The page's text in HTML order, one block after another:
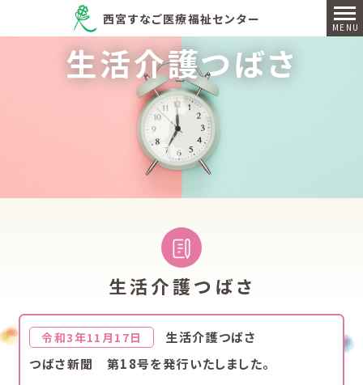
西宮すなご医療福祉センター
生活介護つばさ
生活介護つばさ
令和3年11月17日
生活介護つばさ
つばさ新聞 第18号を発行いたしました。